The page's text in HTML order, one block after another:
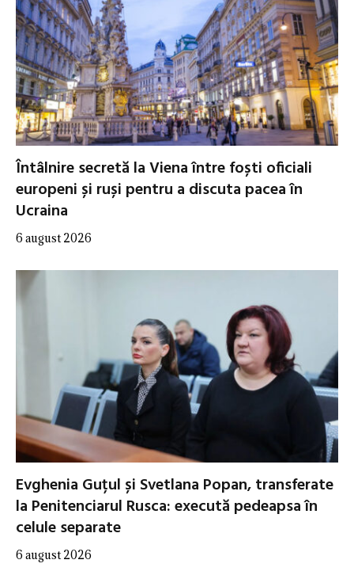
Întâlnire secretă la Viena între foști oficiali
europeni și ruși pentru a discuta pacea în
Ucraina
6 august 2026
Evghenia Guțul și Svetlana Popan, transferate
la Penitenciarul Rusca: execută pedeapsa în
celule separate
6 august 2026